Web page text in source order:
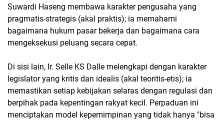
Suwardi Haseng membawa karakter pengusaha yang
pragmatis-strategis (akal praktis); ia memahami
bagaimana hukum pasar bekerja dan bagaimana cara
mengeksekusi peluang secara cepat.
Di sisi lain, Ir. Selle KS Dalle melengkapi dengan karakter
legislator yang kritis dan idealis (akal teoritis-etis); ia
memastikan setiap kebijakan selaras dengan regulasi dan
berpihak pada kepentingan rakyat kecil. Perpaduan ini
menciptakan model kepemimpinan yang tidak hanya "bisa